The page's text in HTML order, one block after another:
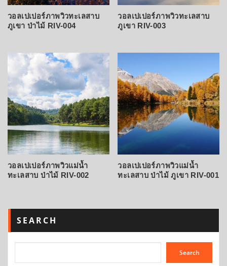
วอลเปเปอร์ภาพวิวทะเลสาบ
ภูเขา ป่าไม้ RIV-004
วอลเปเปอร์ภาพวิวทะเลสาบ
ภูเขา RIV-003
วอลเปเปอร์ภาพวิวแม่น้ำ
ทะเลสาบ ป่าไม้ RIV-002
วอลเปเปอร์ภาพวิวแม่น้ำ
ทะเลสาบ ป่าไม้ ภูเขา RIV-001
SEARCH
Search